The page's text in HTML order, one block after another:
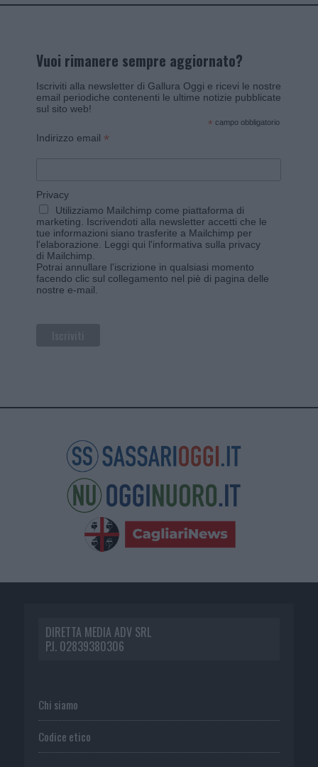
Vuoi rimanere sempre aggiornato?
Iscriviti alla newsletter di Gallura Oggi e ricevi le nostre
email periodiche contenenti le ultime notizie pubblicate
sul sito web!
* campo obbligatorio
Indirizzo email *
Privacy
Utilizziamo Mailchimp come piattaforma di
marketing. Iscrivendoti alla newsletter accetti che le
tue informazioni siano trasferite a Mailchimp per
l'elaborazione. Leggi qui l'informativa sulla privacy
di Mailchimp
Potrai annullare l'iscrizione in qualsiasi momento
facendo clic sul collegamento nel piè di pagina delle
nostre e-mail.
DIRETTA MEDIA ADV SRL
P.I. 02839380306
Chi siamo
Codice etico